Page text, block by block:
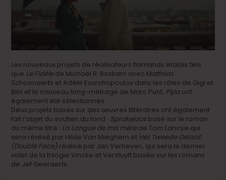
Les nouveaux projets de réalisateurs flamands établis tels
que Le Fidèle de Michaël R. Roskam avec Matthias
Schoenaerts et Adèle Exarchopoulos dans les rôles de Gigi et
Bibi et le nouveau long-métrage de Marc Punt, Pipa ont
également été sélectionnés.
Deux projets basés sur des œuvres littéraires ont également
fait l’objet du soutien du fond : Sprakeloos basé sur le roman
du même titre : La Langue de ma mère de Tom Lanoye qui
sera réalisé par Hilde Van Mieghem et Het Tweede Gelaat
(Double Face) réalisé par Jan Verheyen, qui sera le dernier
volet de la trilogie Vincke et Verstuyft basée sur les romans
de Jef Geeraerts.